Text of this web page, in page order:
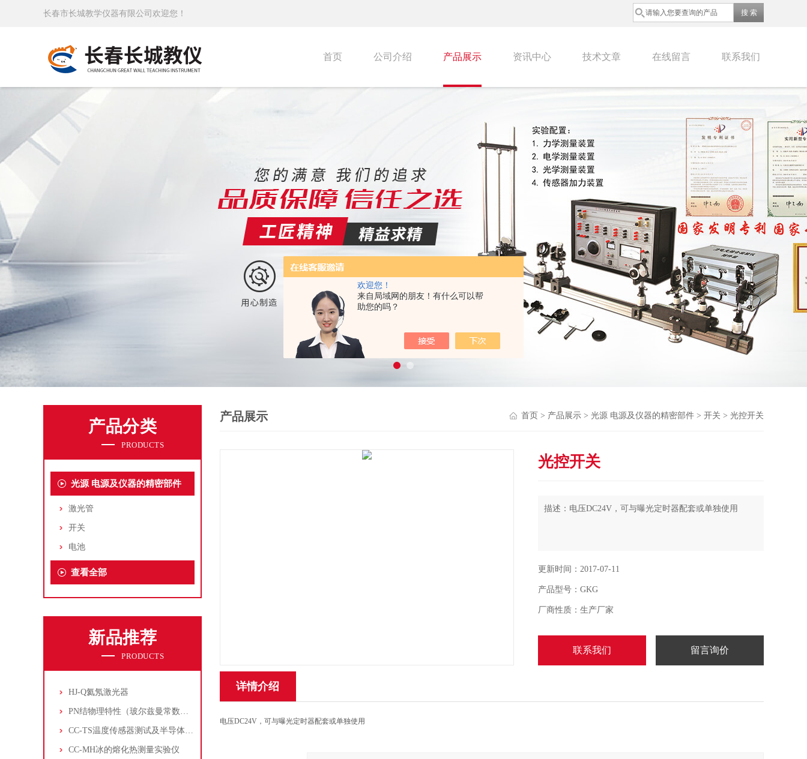
欢迎您！
来自局域网的朋友！有什么可以帮
助您的吗？
长春市长城教学仪器有限公司欢迎您！
首页 公司介绍 产品展示 资讯中心 技术文章 在线留言 联系我们
产品分类
PRODUCTS
光源 电源及仪器的精密部件
激光管
开关
电池
查看全部
新品推荐
PRODUCTS
HJ-Q氦氖激光器
PN结物理特性（玻尔兹曼常数测定仪）
CC-TS温度传感器测试及半导体致冷控温实验仪
CC-MH冰的熔化热测量实验仪
产品展示 首页 > 产品展示 > 光源 电源及仪器的精密部件 > 开关 > 光控开关
光控开关
描述：电压DC24V，可与曝光定时器配套或单独使用
更新时间：2017-07-11
产品型号：GKG
厂商性质：生产厂家
联系我们 留言询价
详情介绍
电压DC24V，可与曝光定时器配套或单独使用